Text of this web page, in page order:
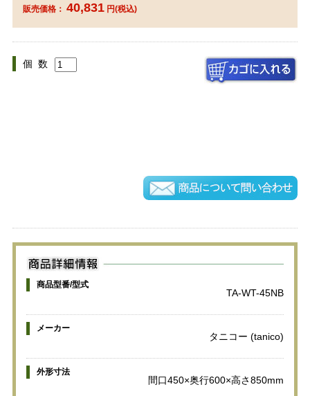
販売価格： 40,831円(税込)
個 数
商品型番/型式
TA-WT-45NB
メーカー
タニコー (tanico)
外形寸法
間口450×奥行600×高さ850mm